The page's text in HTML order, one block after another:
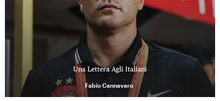
Una Lettera Agli Italiani
Fabio Cannavaro